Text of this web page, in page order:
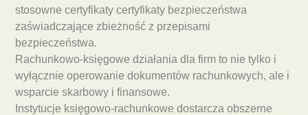
stosowne certyfikaty certyfikaty bezpieczeństwa
zaświadczające zbieżność z przepisami
bezpieczeństwa.
Rachunkowo-księgowe działania dla firm to nie tylko i
wyłącznie operowanie dokumentów rachunkowych, ale i
wsparcie skarbowy i finansowe.
Instytucje księgowo-rachunkowe dostarcza obszerne